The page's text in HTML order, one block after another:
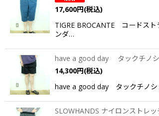
17,600円(税込)
TIGRE BROCANTE コードスト
ンダ…
have a good day タックチノ
14,300円(税込)
have a good day タックチノシ
SLOWHANDS ナイロンストレ